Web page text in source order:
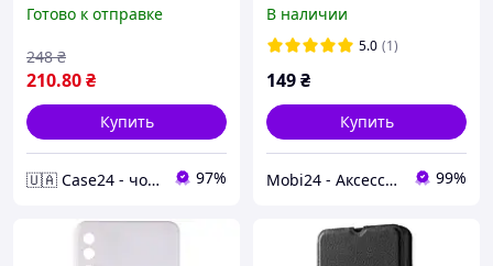
Готово к отправке
210.80₴
248 ₴
Купить
🇺🇦 Case24 - чохли та аксесуари для смартфонів та планшетів 97%
В наличии
5.0 (1)
149₴
Купить
Mobi24 - Аксессуары для смартфонов 99%